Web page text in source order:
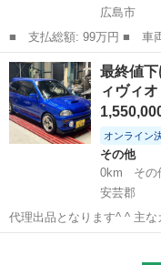
広島市
■ 支払総額: 99万円 ■ 車両本体価格： 810,000 円 ■ メーカー
名： スバル ■ 車種名：
Ｔアイサイト プラウド
ズコントロール ...
広島 広島市 その他
最終値
ィヴィ
オンライン
その他
0km
その
安芸郡
代理出品となります^ ^ 主なカスタム内容 クスコ SAFETY21 ロール
ゲージ40センターピラード